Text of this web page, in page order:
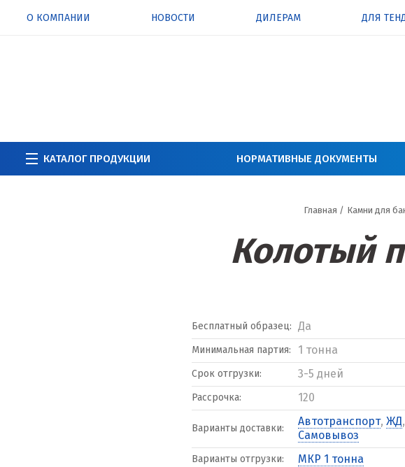
О КОМПАНИИ НОВОСТИ ДИЛЕРАМ ДЛЯ
КАТАЛОГ ПРОДУКЦИИ НОРМАТИВНЫЕ ДОКУМЕНТЫ
Главная / Камни для
Колотый
Бесплатный образец: Да
Минимальная партия: 1 тонна
Срок отгрузки: 3-5 дней
Рассрочка: 120
Варианты доставки:
Автотранспорт, ЖД,
Самовывоз
Варианты отгрузки: МКР 1 тонна